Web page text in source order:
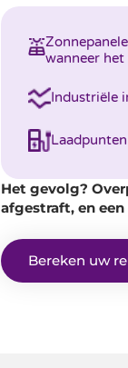
wanneer
Industriële
Het gevolg?
afgestraft, en
Bereken uw